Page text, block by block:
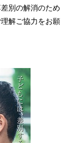
別の解消のため
解ご協力をお願